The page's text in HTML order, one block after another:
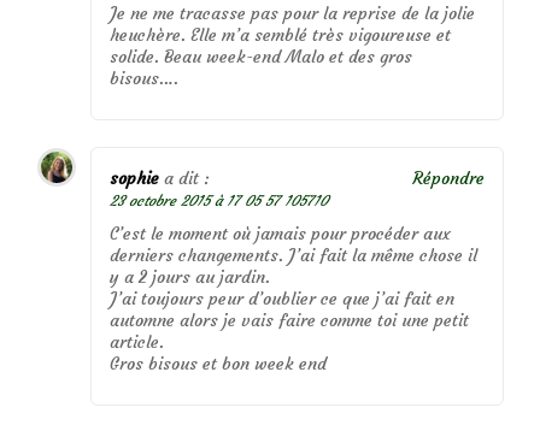
Je ne me tracasse pas pour la reprise de la jolie
heuchère. Elle m’a semblé très vigoureuse et
solide. Beau week-end Malo et des gros
bisous….
sophie a dit :
23 octobre 2015 à 17 05 57 105710
C’est le moment où jamais pour procéder aux
derniers changements. J’ai fait la même chose il
y a 2 jours au jardin.
J’ai toujours peur d’oublier ce que j’ai fait en
automne alors je vais faire comme toi une petit
article.
Gros bisous et bon week end
Répondre